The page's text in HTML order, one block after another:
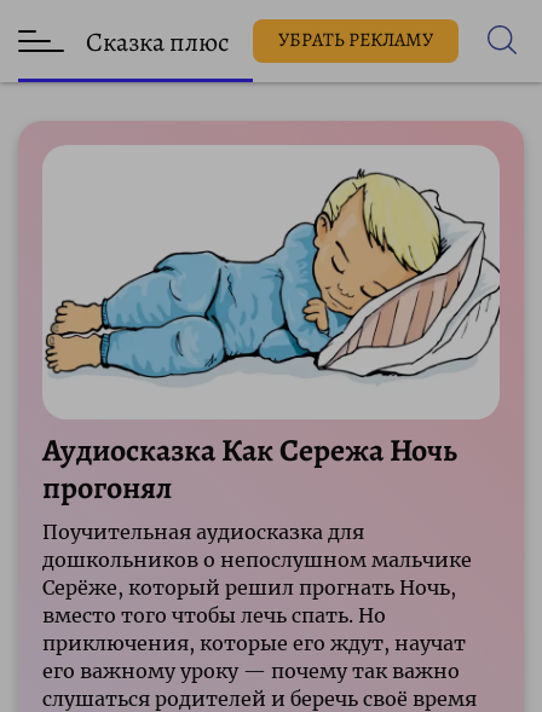
Сказка плюс УБРАТЬ РЕКЛАМУ
Аудиосказка Как Сережа Ночь
прогонял
Поучительная аудиосказка для
дошкольников о непослушном мальчике
Серёже, который решил прогнать Ночь,
вместо того чтобы лечь спать. Но
приключения, которые его ждут, научат
его важному уроку — почему так важно
слушаться родителей и беречь своё время